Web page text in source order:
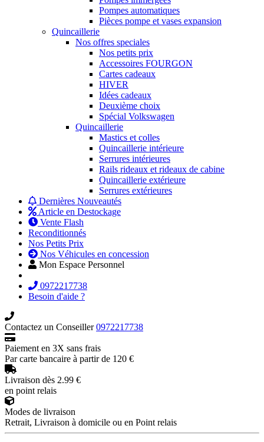
Pompes automatiques
Pièces pompe et vases expansion
Quincaillerie
Nos offres speciales
Nos petits prix
Accessoires FOURGON
Cartes cadeaux
HIVER
Idées cadeaux
Deuxième choix
Spécial Volkswagen
Quincaillerie
Mastics et colles
Quincaillerie intérieure
Serrures intérieures
Rails rideaux et rideaux de cabine
Quincaillerie extérieure
Serrures extérieures
Dernières Nouveautés
Article en Destockage
Vente Flash
Reconditionnés
Nos Petits Prix
Nos Véhicules en concession
Mon Espace Personnel
0972217738
Besoin d'aide ?
Contactez un Conseiller0972217738
Paiement en 3X sans frais
Par carte bancaire à partir de 120 €
Livraison dès 2.99 €
en point relais
Modes de livraison
Retrait, Livraison à domicile ou en Point relais